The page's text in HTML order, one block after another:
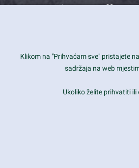
What we offer
Is your website user
Ark offers weekly
Why our customers
Klikom na "Prihvaćam sve" pristajete
sadržaja na web
Ukoliko želite prihvatiti